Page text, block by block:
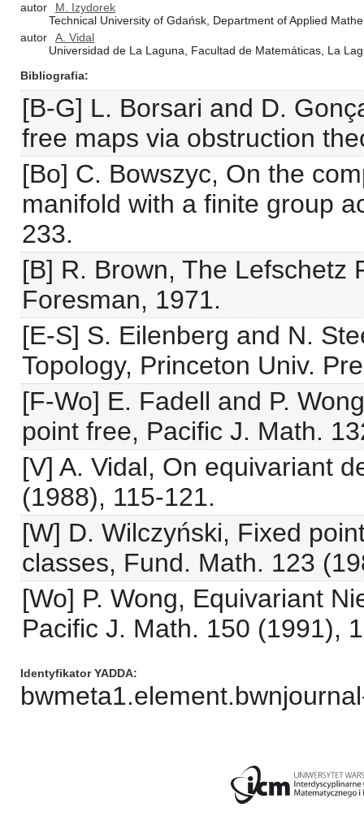
autor
M. Izydorek
Technical University of Gdańsk, Department of Applied
autor
A. Vidal
Universidad de La Laguna, Facultad de Matemáticas, La
Bibliografia
[B-G] L. Borsari and D.
free maps via obstruction
[Bo] C. Bowszyc, On the
manifold with a finite group
233.
[B] R. Brown, The Lefschetz
Foresman, 1971.
[E-S] S. Eilenberg and N.
Topology, Princeton Univ.
[F-Wo] E. Fadell and P.
point free, Pacific J. Math.
[V] A. Vidal, On equivariant
(1988), 115-121.
[W] D. Wilczyński, Fixed
classes, Fund. Math. 123
[Wo] P. Wong, Equivariant
Pacific J. Math. 150 (1991),
Identyfikator YADDA